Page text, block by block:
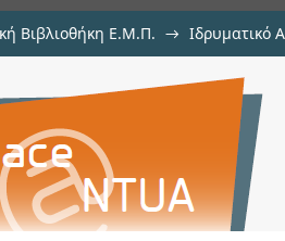
Βιβλιοθήκη Ε.Μ.Π. → Ιδρυματικό
""Power flow